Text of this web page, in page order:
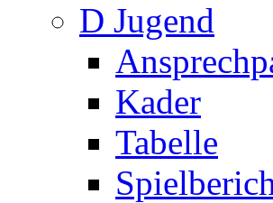
D Jugend
Kader
Tabelle